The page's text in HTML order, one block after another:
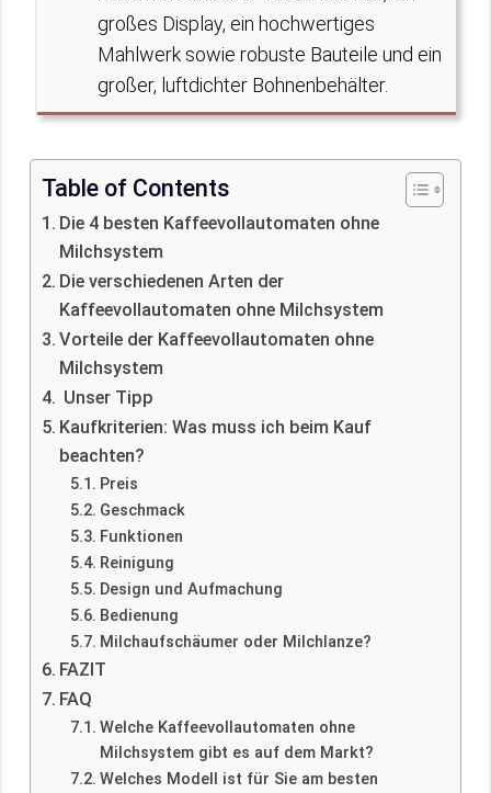
großes Display, ein hochwertiges
Mahlwerk sowie robuste Bauteile und ein
großer, luftdichter Bohnenbehälter.
Table of Contents
Die 4 besten Kaffeevollautomaten ohne
Milchsystem
Die verschiedenen Arten der
Kaffeevollautomaten ohne Milchsystem
Vorteile der Kaffeevollautomaten ohne
Milchsystem
Unser Tipp
Kaufkriterien: Was muss ich beim Kauf
beachten?
Preis
Geschmack
Funktionen
Reinigung
Design und Aufmachung
Bedienung
Milchaufschäumer oder Milchlanze?
FAZIT
FAQ
Welche Kaffeevollautomaten ohne
Milchsystem gibt es auf dem Markt?
Welches Modell ist für Sie am besten